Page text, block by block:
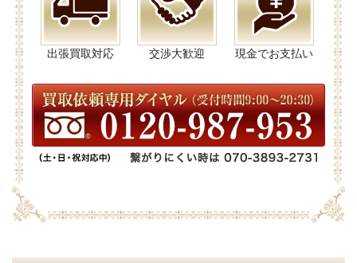
出張買取対応 交渉大歓迎 現金でお支払い